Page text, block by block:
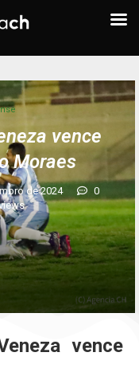
vence
Moraes
de 2024
0
vence